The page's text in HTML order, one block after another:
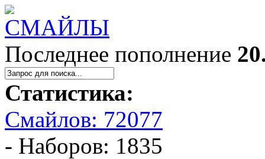
Последнее пополнение
Статистика:
Смайлов: 72077
- Наборов: 1835